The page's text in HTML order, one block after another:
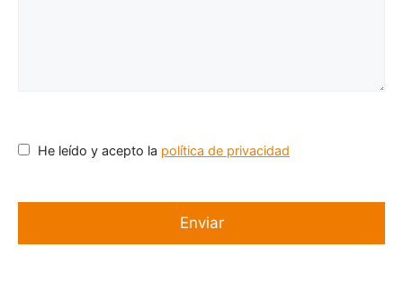
He leído y acepto la política de privacidad